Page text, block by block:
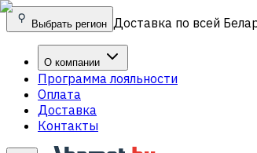
Выбрать регион Доставка по всей
О компании
Программа лояльности
Оплата
Доставка
Контакты